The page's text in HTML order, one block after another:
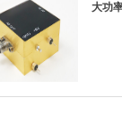
大功